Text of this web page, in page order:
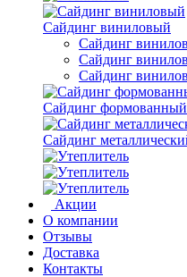
Сайдинг виниловый
Сайдинг
Сайдинг
Сайдинг
Сайдинг формованный
Сайдинг
Акции
О компании
Отзывы
Доставка
Контакты